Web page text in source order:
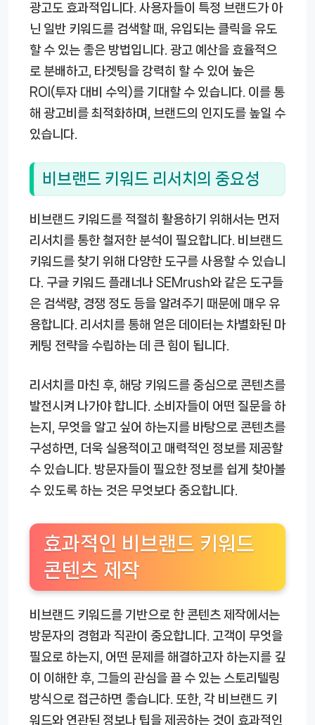
광고도 효과적입니다. 사용자들이 특정 브랜드가 아
닌 일반 키워드를 검색할 때, 유입되는 클릭을 유도
할 수 있는 좋은 방법입니다. 광고 예산을 효율적으
로 분배하고, 타겟팅을 강력히 할 수 있어 높은
ROI(투자 대비 수익)를 기대할 수 있습니다. 이를 통
해 광고비를 최적화하며, 브랜드의 인지도를 높일 수
있습니다.
비브랜드 키워드 리서치의 중요성
비브랜드 키워드를 적절히 활용하기 위해서는 먼저
리서치를 통한 철저한 분석이 필요합니다. 비브랜드
키워드를 찾기 위해 다양한 도구를 사용할 수 있습니
다. 구글 키워드 플래너나 SEMrush와 같은 도구들
은 검색량, 경쟁 정도 등을 알려주기 때문에 매우 유
용합니다. 리서치를 통해 얻은 데이터는 차별화된 마
케팅 전략을 수립하는 데 큰 힘이 됩니다.
리서치를 마친 후, 해당 키워드를 중심으로 콘텐츠를
발전시켜 나가야 합니다. 소비자들이 어떤 질문을 하
는지, 무엇을 알고 싶어 하는지를 바탕으로 콘텐츠를
구성하면, 더욱 실용적이고 매력적인 정보를 제공할
수 있습니다. 방문자들이 필요한 정보를 쉽게 찾아볼
수 있도록 하는 것은 무엇보다 중요합니다.
효과적인 비브랜드 키워드
콘텐츠 제작
비브랜드 키워드를 기반으로 한 콘텐츠 제작에서는
방문자의 경험과 직관이 중요합니다. 고객이 무엇을
필요로 하는지, 어떤 문제를 해결하고자 하는지를 깊
이 이해한 후, 그들의 관심을 끌 수 있는 스토리텔링
방식으로 접근하면 좋습니다. 또한, 각 비브랜드 키
워드와 연관된 정보나 팁을 제공하는 것이 효과적인